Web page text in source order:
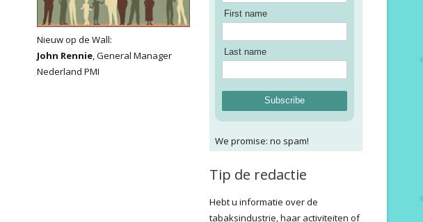
Nieuw op de Wall:
John Rennie, General Manager
Nederland PMI
First name
Last name
Subscribe
We promise: no spam!
Tip de redactie
Hebt u informatie over de
tabaksindustrie, haar activiteiten of